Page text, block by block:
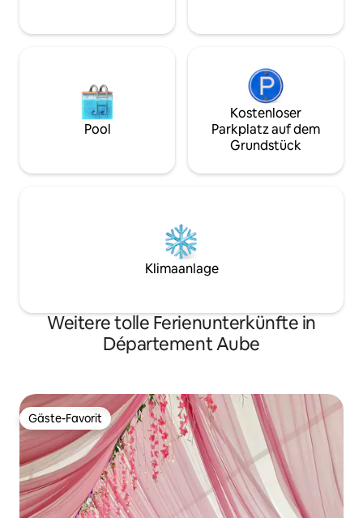
Pool
Kostenloser
Parkplatz auf dem
Grundstück
Klimaanlage
Weitere tolle Ferienunterkünfte in
Département Aube
Gäste-Favorit
Gäste-Favorit